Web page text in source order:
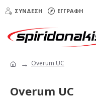
ΣΎΝΔΕΣΗ ΕΓΓΡΑΦΉ
Overum UC
Overum UC